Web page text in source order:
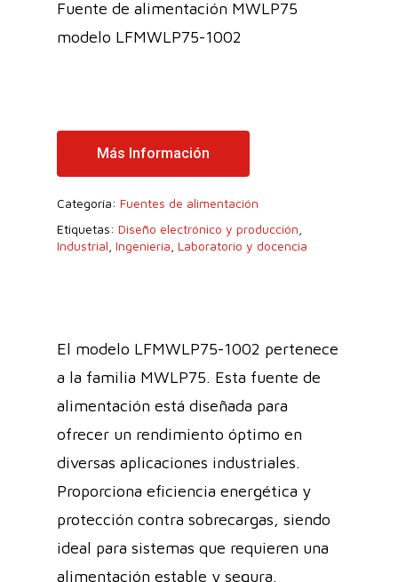
Fuente de alimentación MWLP75
modelo LFMWLP75-1002
Más Información
Categoría: Fuentes de alimentación
Etiquetas: Diseño electrónico y producción
Industrial Ingeniería Laboratorio y docencia
El modelo LFMWLP75-1002 pertenece
a la familia MWLP75. Esta fuente de
alimentación está diseñada para
ofrecer un rendimiento óptimo en
diversas aplicaciones industriales.
Proporciona eficiencia energética y
protección contra sobrecargas, siendo
ideal para sistemas que requieren una
alimentación estable y segura.